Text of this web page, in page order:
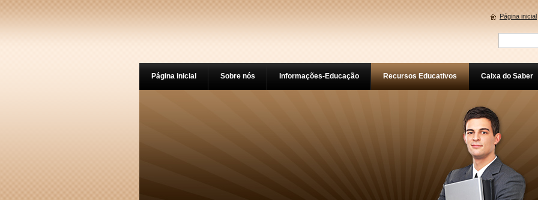
Página inicial Sobre nós Informações-Educação Recursos Educativos Caixa do Saber
Página inicial